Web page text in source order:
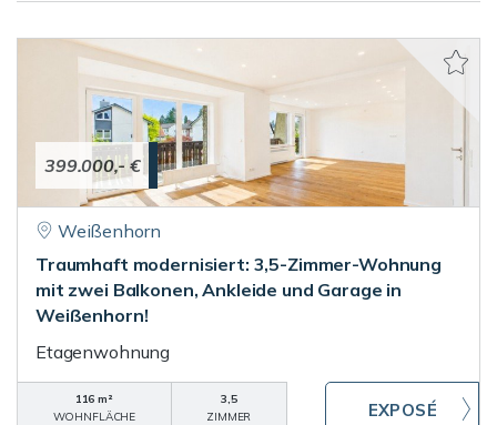
399.000,- €
Weißenhorn
Traumhaft modernisiert: 3,5-Zimmer-Wohnung
mit zwei Balkonen, Ankleide und Garage in
Weißenhorn!
Etagenwohnung
116 m²
WOHNFLÄCHE
3,5
ZIMMER